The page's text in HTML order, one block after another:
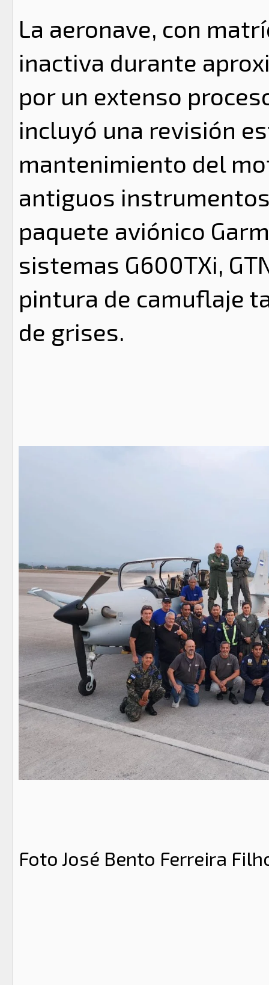
La aeronave, con
inactiva durante
por un extenso
incluyó una revisión
mantenimiento del
antiguos
paquete aviónico
sistemas G600TXi,
pintura de camuflaje
de grises.
Foto José Bento Ferreira